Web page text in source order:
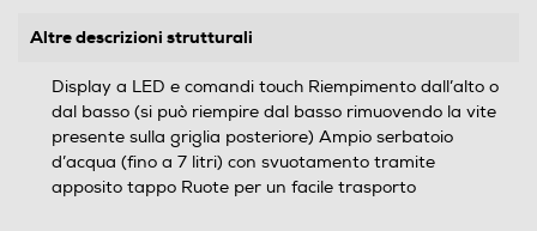
Altre descrizioni strutturali
Display a LED e comandi touch Riempimento dall’alto o
dal basso (si può riempire dal basso rimuovendo la vite
presente sulla griglia posteriore) Ampio serbatoio
d’acqua (fino a 7 litri) con svuotamento tramite
apposito tappo Ruote per un facile trasporto